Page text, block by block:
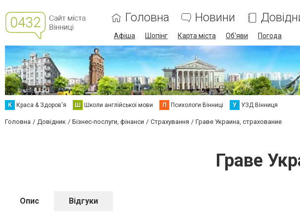
Головна Новини
Афіша Шопінг Карта міста Об'яви Погода
К Краса & Здоров'я Ш Школи англійської мови П Психологи Вінниці У УЗД Вінниця
Головна Довідник Бізнес-послуги, фінанси Страхування Граве Украина, страхование
Граве
Опис Відгуки